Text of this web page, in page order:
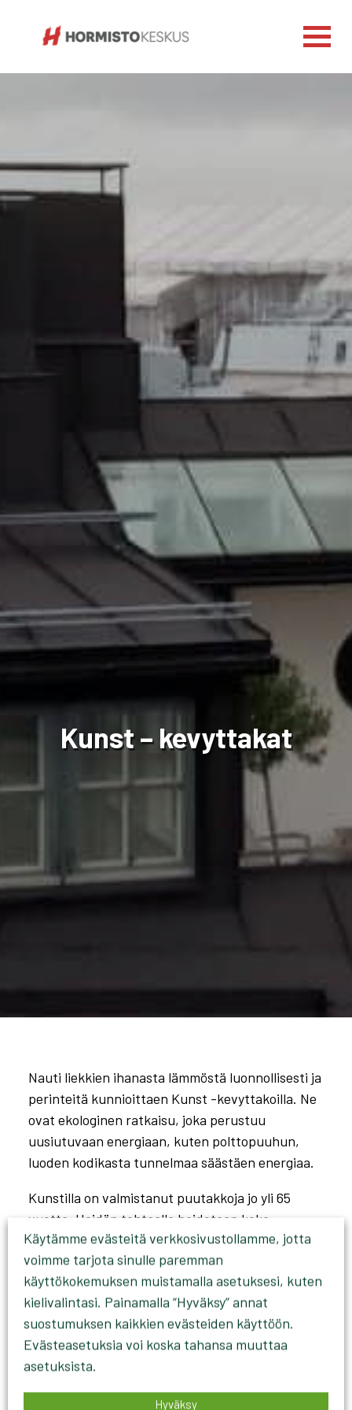
Kunst – kevyttakat
Nauti liekkien ihanasta lämmöstä luonnollisesti ja
perinteitä kunnioittaen Kunst -kevyttakoilla. Ne
ovat ekologinen ratkaisu, joka perustuu
uusiutuvaan energiaan, kuten polttopuuhun,
luoden kodikasta tunnelmaa säästäen energiaa.
Kunstilla on valmistanut puutakkoja jo yli 65
vuotta. Heidän tehtaalla hoidetaan koko
puukiukaan luomis- ja valmistusprosessin alusta
loppuun. Kaikki kevyttakat ovat 100-
prosenttisesti heidän tekemiä aina idean
suunnittelusta prototyypin kautta sen
lopulliseen tuotantoon. Kunstin tehdas on
varustettu markkinoiden teknologisesti
edistyneimmillä koneilla ja kaikki kevyttakat on
valmistettu korkealaatuisista raaka-aineista ja
Käytämme evästeitä verkkosivustollamme, jotta
voimme tarjota sinulle paremman
käyttökokemuksen muistamalla asetuksesi, kuten
kielivalintasi. Painamalla “Hyväksy” annat
suostumuksen kaikkien evästeiden käyttöön.
Evästeasetuksia voi koska tahansa muuttaa
asetuksista.
Hyväksy